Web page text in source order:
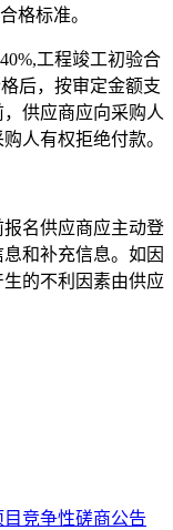
格标准。
40%,工程竣工初验合
后，按审定金额支
供应商应向采购人
人有权拒绝付款。
名供应商应主动登
和补充信息。如因
的不利因素由供应
竞争性磋商公告